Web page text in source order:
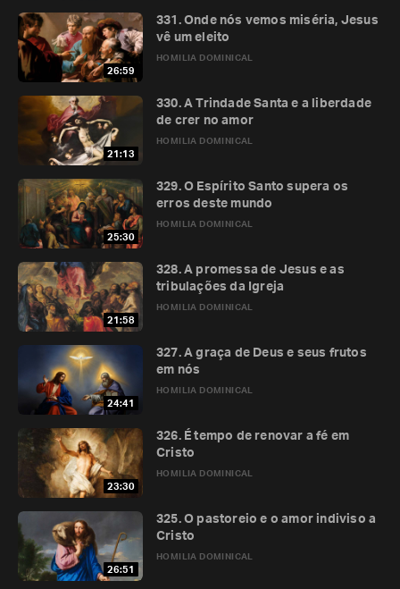
26:59
HOMILIA DOMINICAL
331. Onde nós vemos miséria, Jesus
vê um eleito
21:13
HOMILIA DOMINICAL
330. A Trindade Santa e a liberdade
de crer no amor
25:30
HOMILIA DOMINICAL
329. O Espírito Santo supera os
erros deste mundo
21:58
HOMILIA DOMINICAL
328. A promessa de Jesus e as
tribulações da Igreja
24:41
HOMILIA DOMINICAL
327. A graça de Deus e seus frutos
em nós
23:30
HOMILIA DOMINICAL
326. É tempo de renovar a fé em
Cristo
26:51
HOMILIA DOMINICAL
325. O pastoreio e o amor indiviso a
Cristo